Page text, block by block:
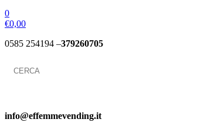
0
€0,00
0585 254194 –379260705
for:
info@effemmevending.it